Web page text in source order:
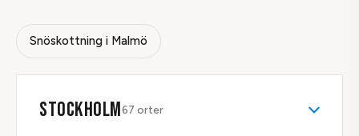
Snöskottning i Malmö
STOCKHOLM67 orter